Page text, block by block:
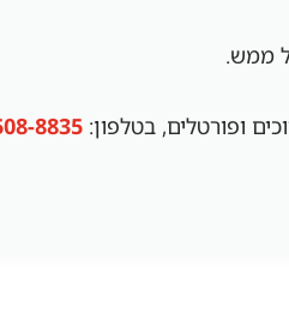
ממש.
ופורטלים, בטלפון:8835